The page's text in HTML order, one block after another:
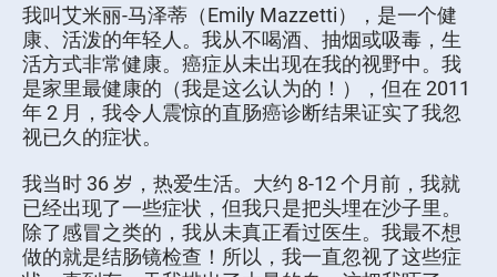
我叫艾米丽-马泽蒂（Emily Mazzetti），是一个健
康、活泼的年轻人。我从不喝酒、抽烟或吸毒，生
活方式非常健康。癌症从未出现在我的视野中。我
是家里最健康的（我是这么认为的！），但在 2011
年 2 月，我令人震惊的直肠癌诊断结果证实了我忽
视已久的症状。
我当时 36 岁，热爱生活。大约 8-12 个月前，我就
已经出现了一些症状，但我只是把头埋在沙子里。
除了感冒之类的，我从未真正看过医生。我最不想
做的就是结肠镜检查！所以，我一直忽视了这些症